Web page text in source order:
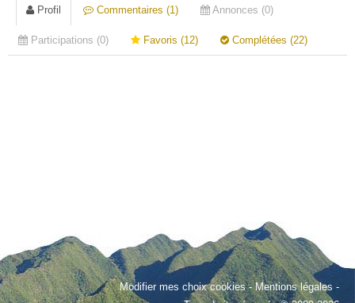
Profil Commentaires (1) Annonces (0)
Participations (0) Favoris (12) Complétées (22)
Modifier mes choix cookies-Mentions légales -